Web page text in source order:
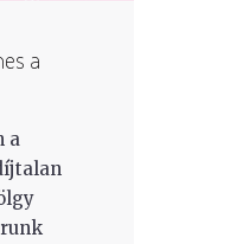
a
a